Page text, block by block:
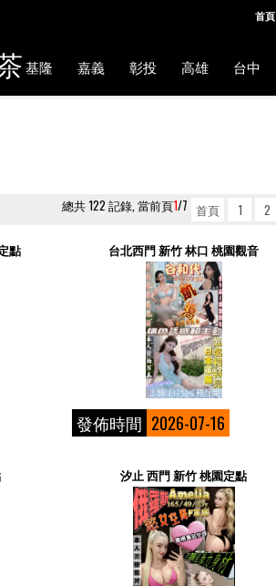
首頁
基隆 嘉義 彰投 高雄 台中
總共 122 記錄, 當前頁1/7 首頁 1 2
點 台北西門 新竹 林口 桃園觀音
發佈時間 2026-07-16
汐止 西門 新竹 桃園定點